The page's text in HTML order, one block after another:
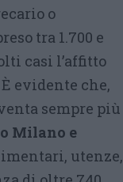
o
tra 1.700 e
casi l’affitto
evidente che,
sempre più
Milano e
utenze,